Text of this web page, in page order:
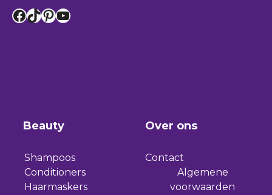
Facebook
TikTok
Pinterest
YouTube
Beauty
Shampoos
Conditioners
Haarmaskers
Over ons
Contact
Algemene
voorwaarden